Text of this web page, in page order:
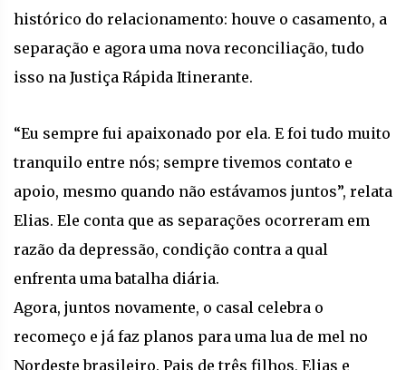
histórico do relacionamento: houve o casamento, a
separação e agora uma nova reconciliação, tudo
isso na Justiça Rápida Itinerante.
“Eu sempre fui apaixonado por ela. E foi tudo muito
tranquilo entre nós; sempre tivemos contato e
apoio, mesmo quando não estávamos juntos”, relata
Elias. Ele conta que as separações ocorreram em
razão da depressão, condição contra a qual
enfrenta uma batalha diária.
Agora, juntos novamente, o casal celebra o
recomeço e já faz planos para uma lua de mel no
Nordeste brasileiro. Pais de três filhos, Elias e